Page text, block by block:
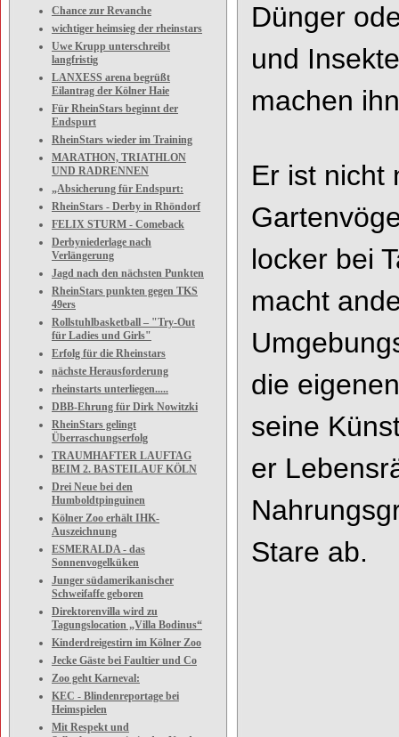
Chance zur Revanche
wichtiger heimsieg der rheinstars
Uwe Krupp unterschreibt
langfristig
LANXESS arena begrüßt
Eilantrag der Kölner Haie
Für RheinStars beginnt der
Endspurt
RheinStars wieder im Training
MARATHON, TRIATHLON
UND RADRENNEN
„Absicherung für Endspurt:
RheinStars - Derby in Rhöndorf
FELIX STURM - Comeback
Derbyniederlage nach
Verlängerung
Jagd nach den nächsten Punkten
RheinStars punkten gegen TKS
49ers
Rollstuhlbasketball – "Try-Out
für Ladies und Girls"
Erfolg für die Rheinstars
nächste Herausforderung
rheinstarts unterliegen.....
DBB-Ehrung für Dirk Nowitzki
RheinStars gelingt
Überraschungserfolg
TRAUMHAFTER LAUFTAG
BEIM 2. BASTEILAUF KÖLN
Drei Neue bei den
Humboldtpinguinen
Kölner Zoo erhält IHK-
Auszeichnung
ESMERALDA - das
Sonnenvogelküken
Junger südamerikanischer
Schweifaffe geboren
Direktorenvilla wird zu
Tagungslocation „Villa Bodinus“
Kinderdreigestirn im Kölner Zoo
Jecke Gäste bei Faultier und Co
Zoo geht Karneval:
KEC - Blindenreportage bei
Heimspielen
Mit Respekt und
Dünger
und
machen
Er ist nicht
locker bei
macht
die
seine
er
Stare ab.